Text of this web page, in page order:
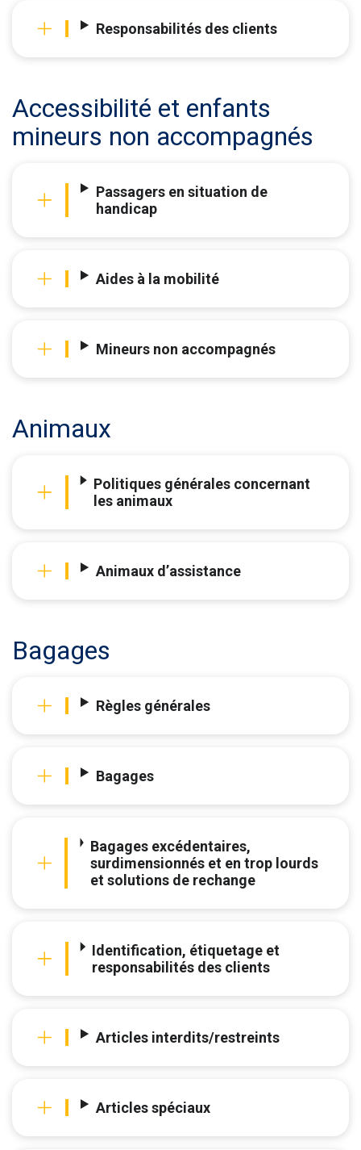
Responsabilités des clients
Accessibilité et enfants
mineurs non accompagnés
Passagers en situation de
handicap
Aides à la mobilité
Mineurs non accompagnés
Animaux
Politiques générales concernant
les animaux
Animaux d’assistance
Bagages
Règles générales
Bagages
Bagages excédentaires,
surdimensionnés et en trop lourds
et solutions de rechange
Identification, étiquetage et
responsabilités des clients
Articles interdits/restreints
Articles spéciaux